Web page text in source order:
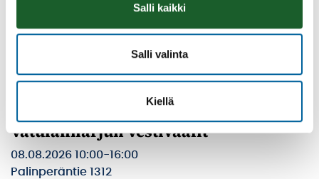
Salli kaikki
Salli valinta
Kiellä
Vatulanharjun Vestivaalit
08.08.2026 10:00-16:00
Palinperäntie 1312